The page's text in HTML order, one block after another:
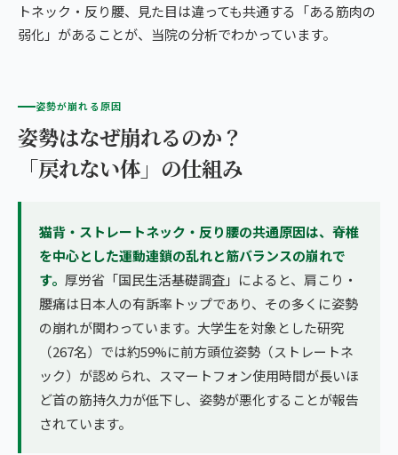
トネック・反り腰、見た目は違っても共通する「ある筋肉の
弱化」があることが、当院の分析でわかっています。
姿勢が崩れる原因
姿勢はなぜ崩れるのか？
「戻れない体」の仕組み
猫背・ストレートネック・反り腰の共通原因は、脊椎
を中心とした運動連鎖の乱れと筋バランスの崩れで
す。 厚労省「国民生活基礎調査」によると、肩こり・
腰痛は日本人の有訴率トップであり、その多くに姿勢
の崩れが関わっています。大学生を対象とした研究
（267名）では約59%に前方頭位姿勢（ストレートネ
ック）が認められ、スマートフォン使用時間が長いほ
ど首の筋持久力が低下し、姿勢が悪化することが報告
されています。